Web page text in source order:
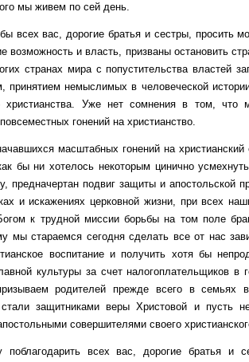
мы живем по сей день.
всех вас, дорогие братья и сестры, просить
и власть, призваны остановить
странах мира с попустительства властей
принятием немыслимых в человеческой
христианства. Уже нет сомнения в том,
гонений на христианство.
масштабных гонений на
бы ни хотелось некоторым цинично
предначертан подвиг защиты и апостольской
и искажениях церковной жизни, при всех
к трудной миссии борьбы на том поле
мы стараемся сегодня сделать все от нас
воспитание и получить хотя бы
культуры за счет налогоплательщиков в
родителей прежде всего в семьях
защитниками веры Христовой и пусть
совершителями своего
поблагодарить всех вас, дорогие братья и